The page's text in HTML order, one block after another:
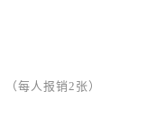
（每人报销2张）